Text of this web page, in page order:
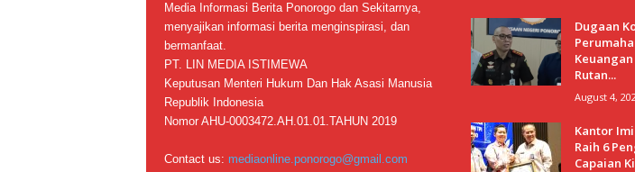
Media Informasi Berita Ponorogo dan Sekitarnya,
menyajikan informasi berita menginspirasi, dan
bermanfaat.
PT. LIN MEDIA ISTIMEWA
Keputusan Menteri Hukum Dan Hak Asasi Manusia
Republik Indonesia
Nomor AHU-0003472.AH.01.01.TAHUN 2019
Contact us: mediaonline.ponorogo@gmail.com
Dugaan
Rutan...
August 4,
Kantor
Raih 6
Capaian